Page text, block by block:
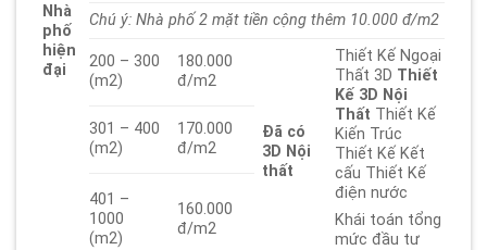
Nhà
phố
hiện
đại
Chú ý: Nhà phố 2 mặt tiền cộng thêm 10.000 đ/m2
200 – 300
(m2)
180.000
đ/m2
Đã có
3D Nội
thất
Thiết Kế Ngoại
Thất 3D Thiết
Kế 3D Nội
Thất Thiết Kế
Kiến Trúc
Thiết Kế Kết
cấu Thiết Kế
điện nước
Khái toán tổng
mức đầu tư
301 – 400
(m2)
170.000
đ/m2
401 –
1000
(m2)
160.000
đ/m2